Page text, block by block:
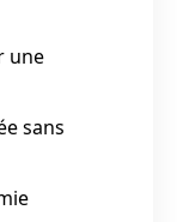
une
sans